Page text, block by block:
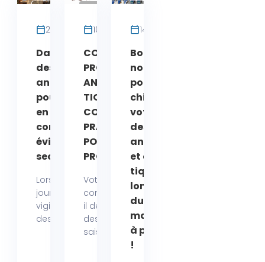
Chat
22 juin 2026
Dangers cachés
des
antiparasitaires
pour animaux
en été : nos
conseils pour
éviter les effets
secondaires !
Lorsque les beaux
jours arrivent, la
vigilance autour
des traitements...
Chat
10 juin 2026
COMMENT
PROTÉGER VOS
ANIMAUX DES
TIQUES EN ÉTÉ :
CONSEILS
PRATIQUES
POUR
PROPRIÉTAIRES
Votre
compagnon a-t-
il déjà attrapé
des tiques à la
saison...
Chat
14 avril 2026
Bonne
nouvelle
pour votre
chien ou
votre chat :
des colliers
anti-puces
et anti-
tiques
longue
durée
maintenant
à prix réduit
!